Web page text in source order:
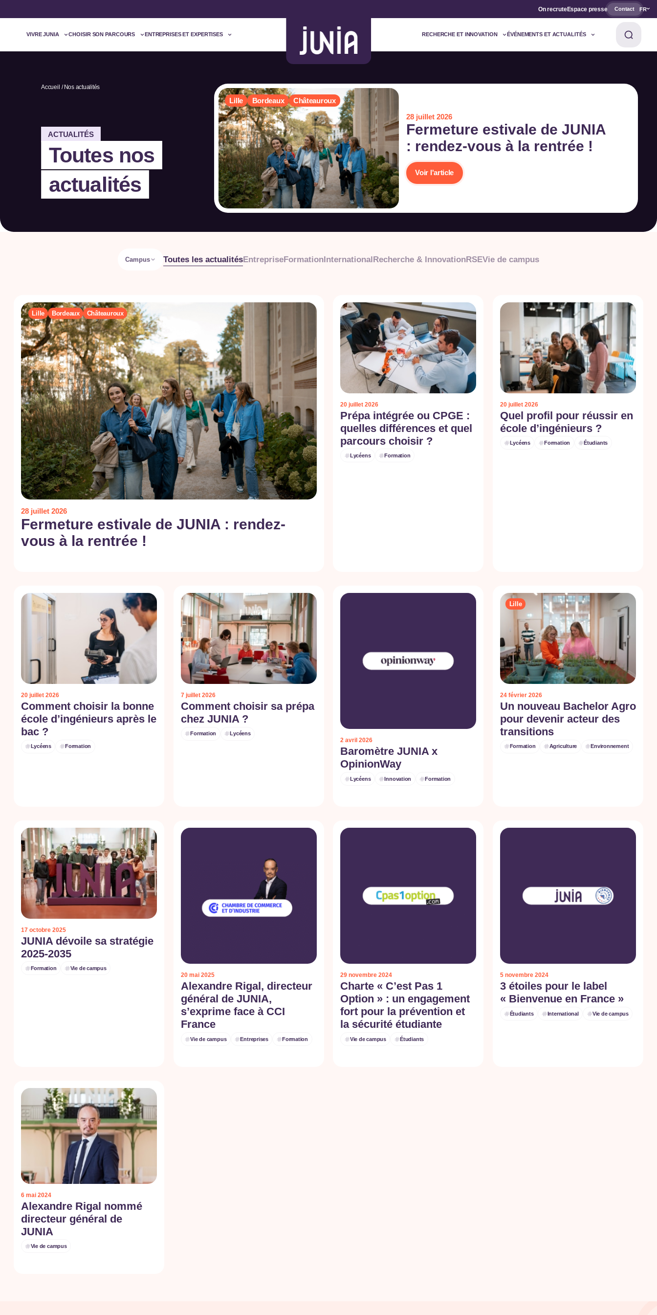
On recruteEspace presse Contact FR
VIVRE JUNIA CHOISIR SON PARCOURS ENTREPRISES ET EXPERTISES RECHERCHE ET INNOVATION ÉVÉNEMENTS ET ACTUALITÉS
Accueil Nos actualités
ACTUALITÉS
Toutes nos
actualités
Lille Bordeaux
Châteauroux
28 juillet 2026
Fermeture estivale de JUNIA
: rendez-vous à la rentrée !
Voir l'article
Campus Toutes les actualitésEntrepriseFormationInternational Recherche & InnovationRSEVie de campus
Lille Bordeaux Châteauroux
28 juillet 2026
Fermeture estivale de JUNIA : rendez-
vous à la rentrée !
20 juillet 2026
Prépa intégrée ou CPGE :
quelles différences et quel
parcours choisir ?
Lycéens Formation
20 juillet 2026
Quel profil pour réussir en
école d’ingénieurs ?
Lycéens Formation Étudiants
20 juillet 2026
Comment choisir la bonne
école d’ingénieurs après le
bac ?
Lycéens Formation
7 juillet 2026
Comment choisir sa prépa
chez JUNIA ?
Formation Lycéens
2 avril 2026
Baromètre JUNIA x
OpinionWay
Lycéens Innovation Formation
Lille
24 février 2026
Un nouveau Bachelor Agro
pour devenir acteur des
transitions
Formation Agriculture Environnement
17 octobre 2025
JUNIA dévoile sa stratégie
2025-2035
Formation Vie de campus
20 mai 2025
Alexandre Rigal, directeur
général de JUNIA,
s’exprime face à CCI
France
Vie de campus Entreprises Formation
29 novembre 2024
Charte « C’est Pas 1
Option » : un engagement
fort pour la prévention et
la sécurité étudiante
Vie de campus Étudiants
5 novembre 2024
3 étoiles pour le label
« Bienvenue en France »
Étudiants International Vie de campus
6 mai 2024
Alexandre Rigal nommé
directeur général de
JUNIA
Vie de campus